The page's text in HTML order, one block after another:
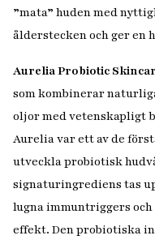
”mata” huden med
ålderstecken och ger en
Aurelia Probiotic
som kombinerar
oljor med vetenskapligt
Aurelia var ett av de
utveckla probiotisk
signaturingrediens tas
lugna immuntriggers
effekt. Den probiotiska